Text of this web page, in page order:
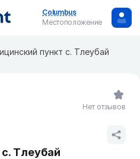
Columbus
Местоположение
пункт с. Тлеубай
Тлеубай
Нет отзывов